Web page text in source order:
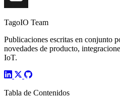
TagoIO Team
Publicaciones escritas en conjunto
novedades de producto,
IoT.
Tabla de Contenidos